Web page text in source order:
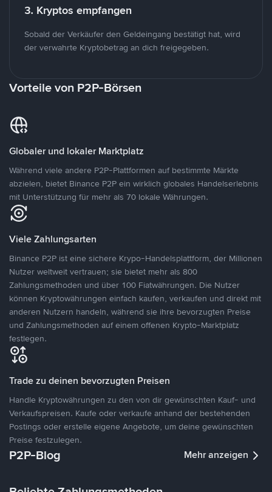
3. Kryptos empfangen
Sobald der Verkäufer den Geldeingang bestätigt hat, wird
der verwahrte Kryptobetrag an dich freigegeben.
Vorteile von P2P-Börsen
Globaler und lokaler Marktplatz
Während viele andere P2P-Plattformen auf bestimmte Märkte
abzielen, bietet Binance P2P ein wirklich globales Handelserlebnis
mit Unterstützung für mehr als 70 lokale Währungen.
Viele Zahlungsarten
Binance P2P ist eine sichere Krypo-Handelsplattform, der Millionen
Nutzer weltweit vertrauen; sie bietet mehr als 800
Zahlungsmethoden und über 100 Fiatwährungen. Die Nutzer
können Kryptowährungen einfach kaufen, verkaufen und direkt mit
anderen Nutzern handeln, während sie ihre bevorzugten Preise
und Zahlungsmethoden auf einem offenen Krypto-Marktplatz
festlegen.
Trade zu deinen bevorzugten Preisen
Handle Kryptowährungen zu den von dir gewünschten Kauf- und
Verkaufspreisen. Kaufe oder verkaufe anhand der bestehenden
Postings oder erstelle eigene Angebote, um deine gewünschten
Preise festzulegen.
P2P-Blog Mehr anzeigen